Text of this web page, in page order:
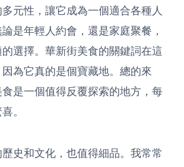
元性，讓它成為一個適合各種人
是年輕人約會，還是家庭聚餐，
選擇。華新街美食的關鍵詞在這
為它真的是個寶藏地。總的來
是一個值得反覆探索的地方，每
。
史和文化，也值得細品。我常常